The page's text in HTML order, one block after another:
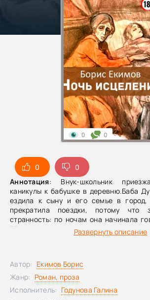
0
0
Аннотация: Внук-школьник
каникулы к бабушке в деревню.Баба
ездила к сыну и его семье в
прекратила поездки, потому что
странность: по ночам она начинала
Ей снова мерещились голодные
боялась потерять продуктовые
так, как советовали родители...
Развернуть описание
0 0
Автор: Екимов Борис
Жанр: Роман, проза
Исполнитель: Годунова Галина